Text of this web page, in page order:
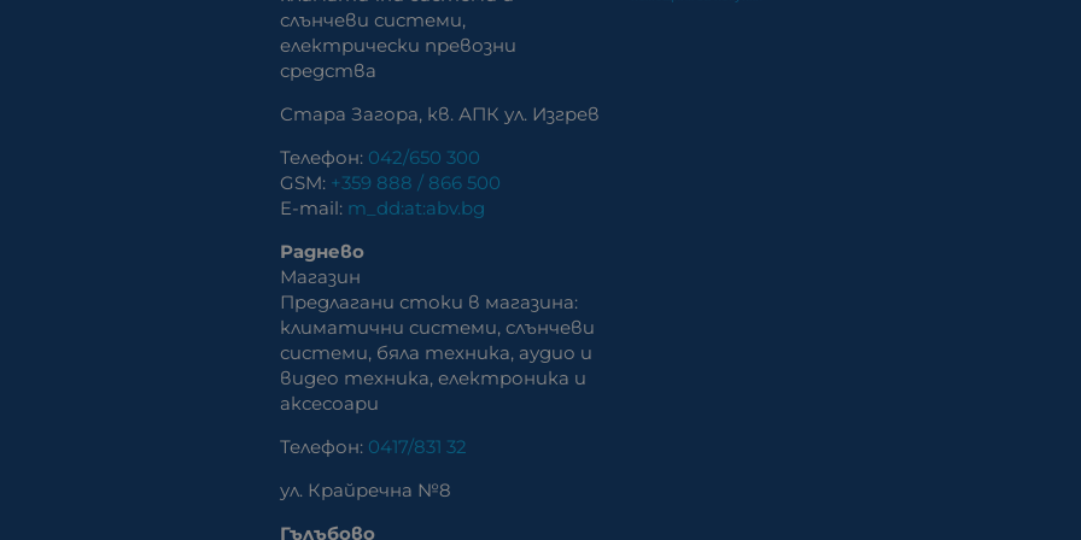
слънчеви системи,
eлектрически превозни
средства
Стара Загора, кв. АПК ул. Изгрев
Телефон: 042/650 300
GSM: +359 888 / 866 500
E-mail: m_dd:at:abv.bg
Раднево
Магазин
Предлагани стоки в магазина:
климатични системи, слънчеви
системи, бяла техника, аудио и
видео техника, електроника и
аксесоари
Телефон: 0417/831 32
ул. Крайречна №8
Гълъбово